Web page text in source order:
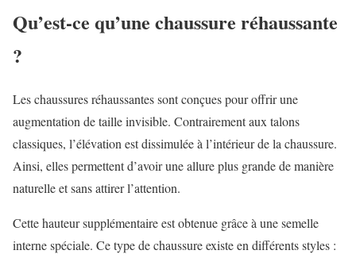
Qu’est-ce qu’une chaussure réhaussante
?
Les chaussures réhaussantes sont conçues pour offrir une
augmentation de taille invisible. Contrairement aux talons
classiques, l’élévation est dissimulée à l’intérieur de la chaussure.
Ainsi, elles permettent d’avoir une allure plus grande de manière
naturelle et sans attirer l’attention.
Cette hauteur supplémentaire est obtenue grâce à une semelle
interne spéciale. Ce type de chaussure existe en différents styles :